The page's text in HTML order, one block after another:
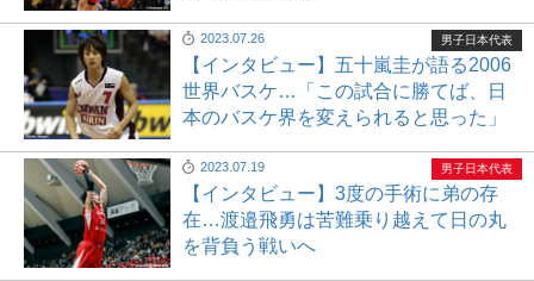
2023.07.26
【インタビュー】五十嵐圭が語る2006
世界バスケ…「この試合に勝てば、日
本のバスケ界を変えられると思った」
男子日本代表
2023.07.19
【インタビュー】3度の手術に弟の存
在…渡邉飛勇は苦難乗り越えて日の丸
を背負う戦いへ
男子日本代表